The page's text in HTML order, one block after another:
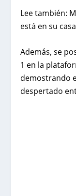
Lee también:
está en su casa
Además, se
1 en la
demostrando
despertado